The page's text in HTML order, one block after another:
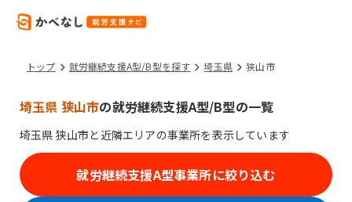
トップ 就労継続支援A型/B型を探す 埼玉県 狭山市
埼玉県 狭山市の就労継続支援A型/B型の一覧
埼玉県 狭山市と近隣エリアの事業所を表示しています
就労継続支援A型事業所に絞り込む